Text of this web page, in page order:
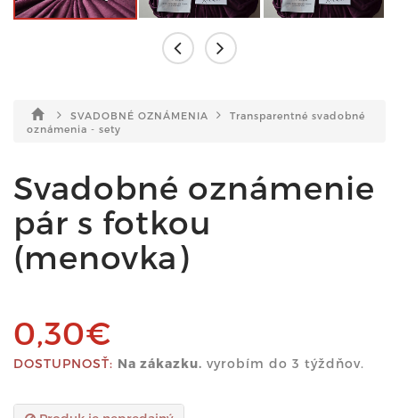
SVADOBNÉ OZNÁMENIA
Transparentné svadobné
oznámenia - sety
Svadobné oznámenie
pár s fotkou
(menovka)
0,30€
DOSTUPNOSŤ: Na zákazku. vyrobím do 3 týždňov.